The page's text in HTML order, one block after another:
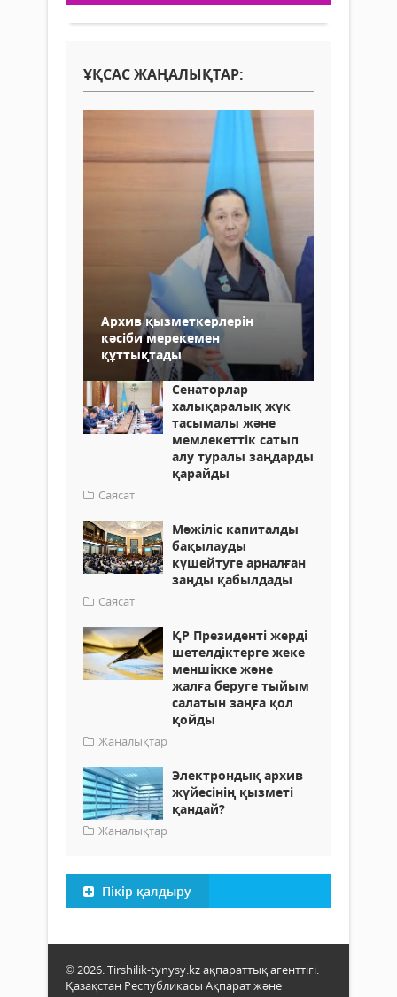
ҰҚСАС ЖАҢАЛЫҚТАР:
Архив қызметкерлерін
кәсіби мерекемен
құттықтады
Сенаторлар
халықаралық жүк
тасымалы және
мемлекеттік сатып
алу туралы заңдарды
қарайды
Саясат
Мәжіліс капиталды
бақылауды
күшейтуге арналған
заңды қабылдады
Саясат
ҚР Президенті жерді
шетелдіктерге жеке
меншікке және
жалға беруге тыйым
салатын заңға қол
қойды
Жаңалықтар
Электрондық архив
жүйесінің қызметі
қандай?
Жаңалықтар
Пікір қалдыру
© 2026. Tirshilik-tynysy.kz ақпараттық агенттігі.
Қазақстан Республикасы Ақпарат және